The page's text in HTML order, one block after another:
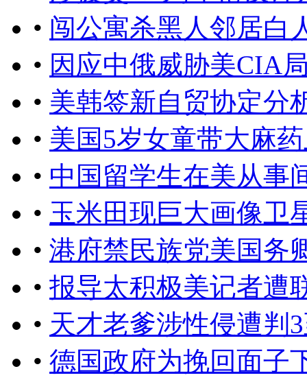
• 闯公寓杀黑人邻居白
• 因应中俄威胁美CIA
• 美韩签新自贸协定分
• 美国5岁女童带大麻
• 中国留学生在美从事
• 玉米田现巨大画像卫
• 港府禁民族党美国务
• 报导太积极美记者遭
• 天才老爹涉性侵遭判
• 德国政府为挽回面子